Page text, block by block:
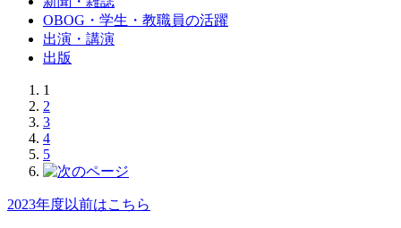
OBOG・学生・教職員の活躍
出演・講演
出版
1
2
3
4
5
2023年度以前はこちら